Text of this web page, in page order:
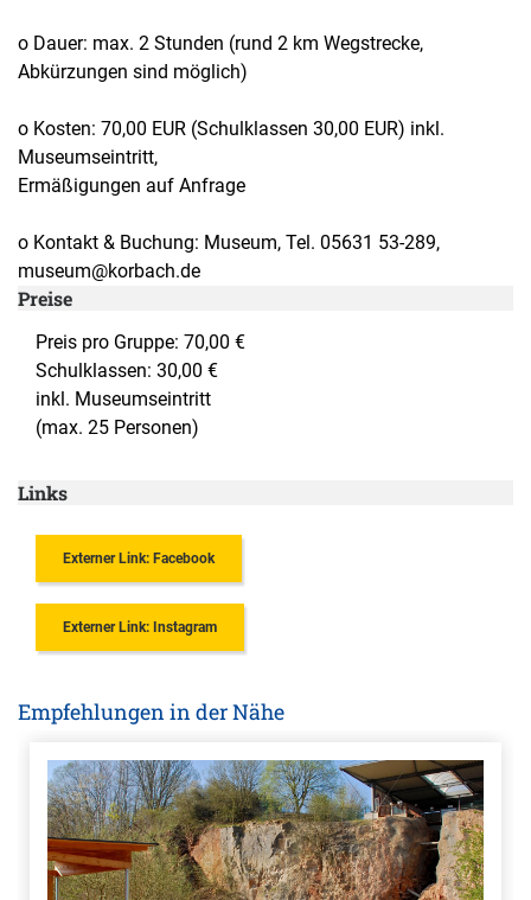
o Dauer: max. 2 Stunden (rund 2 km Wegstrecke,
Abkürzungen sind möglich)
o Kosten: 70,00 EUR (Schulklassen 30,00 EUR) inkl.
Museumseintritt,
Ermäßigungen auf Anfrage
o Kontakt & Buchung: Museum, Tel. 05631 53-289,
museum@korbach.de
Preise
Preis pro Gruppe: 70,00 €
Schulklassen: 30,00 €
inkl. Museumseintritt
(max. 25 Personen)
Links
Externer Link: Facebook
Externer Link: Instagram
Empfehlungen in der Nähe